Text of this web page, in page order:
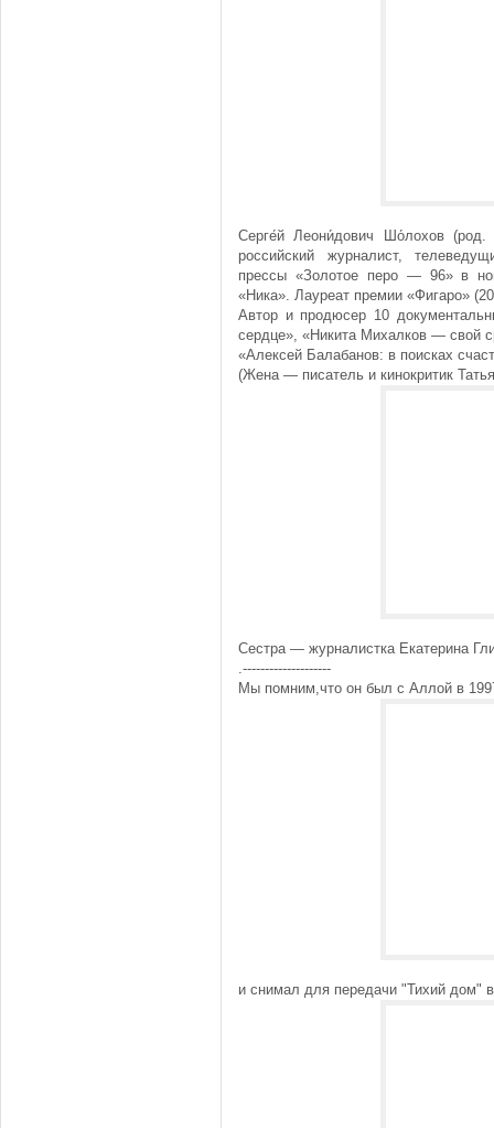
Серге́й Леони́дович Шо́лохов
российский журналист,
прессы «Золотое перо — 96» в
«Ника». Лауреат премии «Фигаро»
Автор и продюсер 10
сердце», «Никита Михалков — свой
«Алексей Балабанов: в поисках
(Жена — писатель и кинокритик
Сестра — журналистка Екатерина
.--------------------
Мы помним,что он был с Аллой в
и снимал для передачи "Тихий дом"